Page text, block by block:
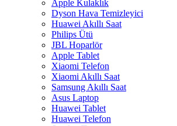
Apple Kulaklık
Dyson Hava Temizleyici
Huawei Akıllı Saat
Philips Ütü
JBL Hoparlör
Apple Tablet
Xiaomi Telefon
Xiaomi Akıllı Saat
Samsung Akıllı Saat
Asus Laptop
Huawei Tablet
Huawei Telefon